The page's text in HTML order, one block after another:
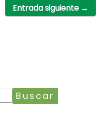
Entrada siguiente →
Buscar